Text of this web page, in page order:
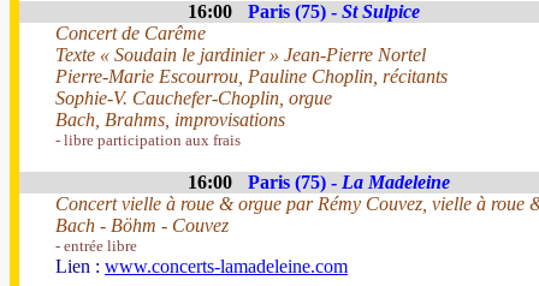
16:00 Paris (75) - St Sulpice
Concert de Carême
Texte « Soudain le jardinier » Jean-Pierre Nortel
Pierre-Marie Escourrou, Pauline Choplin, récitants
Sophie-V. Cauchefer-Choplin, orgue
Bach, Brahms, improvisations
- libre participation aux frais
16:00 Paris (75) - La Madeleine
Concert vielle à roue & orgue par Rémy Couvez, vielle à roue
Bach - Böhm - Couvez
- entrée libre
Lien : www.concerts-lamadeleine.com